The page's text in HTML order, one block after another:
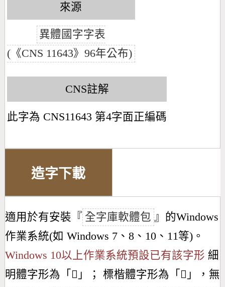
來源
異體國字字表
(《CNS 11643》96年公布)
CNS註解
此字為 CNS11643 第4字面正編碼
造字下載
適用於有安裝『 全字庫軟體包 』的Windows
作業系統(如 Windows 7、8、10、11等)。
Windows 10以上作業系統預設已有該字形 細
明體字形為「 𣈍 」； 標楷體字形為「 𣈍 」，無